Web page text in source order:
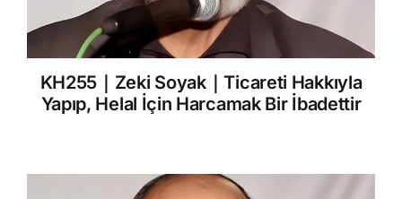
KH255｜Zeki Soyak｜Ticareti Hakkıyla
Yapıp, Helal İçin Harcamak Bir İbadettir